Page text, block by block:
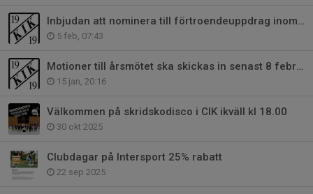
Inbjudan att nominera till förtroendeuppdrag inom Knivsta IK
5 feb, 07:43
Motioner till årsmötet ska skickas in senast 8 februari
15 jan, 20:16
Välkommen på skridskodisco i CIK ikväll kl 18.00
30 okt 2025
Clubdagar på Intersport 25% rabatt
22 sep 2025